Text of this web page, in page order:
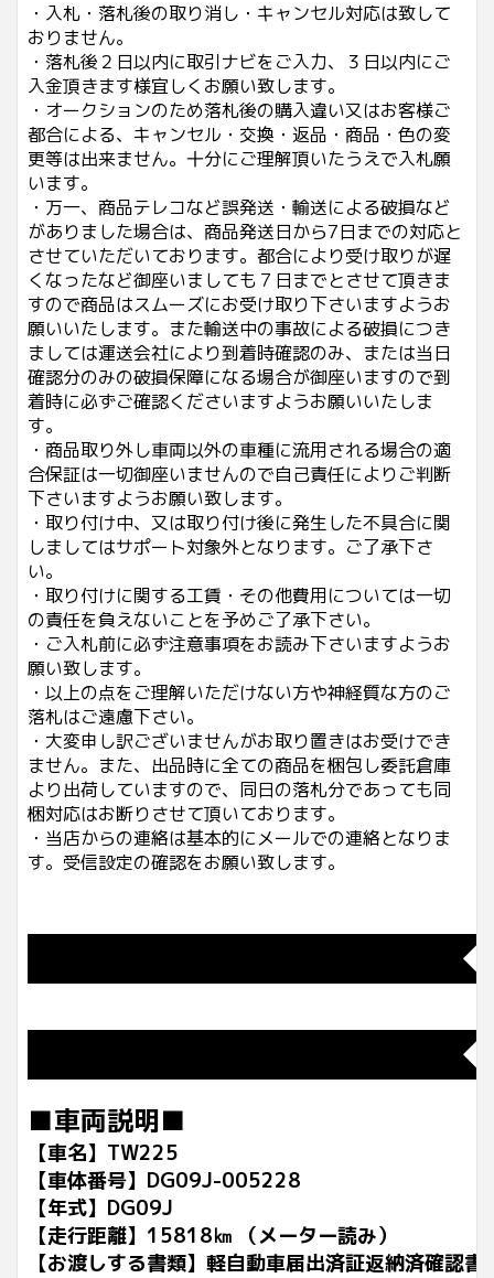
・入札・落札後の取り消し・キャンセル対応は致して
おりません。
・落札後２日以内に取引ナビをご入力、３日以内にご
入金頂きます様宜しくお願い致します。
・オークションのため落札後の購入違い又はお客様ご
都合による、キャンセル・交換・返品・商品・色の変
更等は出来ません。十分にご理解頂いたうえで入札願
います。
・万一、商品テレコなど誤発送・輸送による破損など
がありました場合は、商品発送日から7日までの対応と
させていただいております。都合により受け取りが遅
くなったなど御座いましても７日までとさせて頂きま
すので商品はスムーズにお受け取り下さいますようお
願いいたします。また輸送中の事故による破損につき
ましては運送会社により到着時確認のみ、または当日
確認分のみの破損保障になる場合が御座いますので到
着時に必ずご確認くださいますようお願いいたしま
す。
・商品取り外し車両以外の車種に流用される場合の適
合保証は一切御座いませんので自己責任によりご判断
下さいますようお願い致します。
・取り付け中、又は取り付け後に発生した不具合に関
しましてはサポート対象外となります。ご了承下さ
い。
・取り付けに関する工賃・その他費用については一切
の責任を負えないことを予めご了承下さい。
・ご入札前に必ず注意事項をお読み下さいますようお
願い致します。
・以上の点をご理解いただけない方や神経質な方のご
落札はご遠慮下さい。
・大変申し訳ございませんがお取り置きはお受けでき
ません。また、出品時に全ての商品を梱包し委託倉庫
より出荷していますので、同日の落札分であっても同
梱対応はお断りさせて頂いております。
・当店からの連絡は基本的にメールでの連絡となりま
す。受信設定の確認をお願い致します。
■車両説明■
【車名】TW225
【車体番号】DG09J-005228
【年式】DG09J
【走行距離】15818㎞ （メーター読み）
【お渡しする書類】軽自動車届出済証返納済確認書